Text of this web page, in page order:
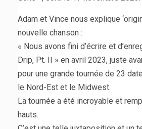
Adam et Vince nous explique
nouvelle chanson :
« Nous avons fini d’écrire et
Drip, Pt. II » en avril 2023, juste
pour une grande tournée de 23
le Nord-Est et le Midwest.
La tournée a été incroyable et
hauts.